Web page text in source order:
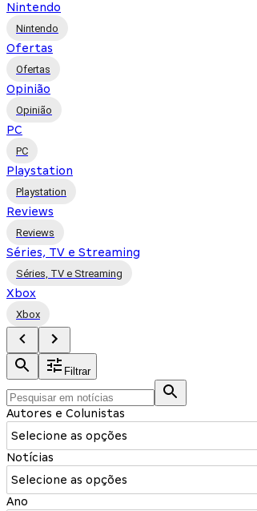
Nintendo
Nintendo
Ofertas
Ofertas
Opinião
Opinião
PC
PC
Playstation
Playstation
Reviews
Reviews
Séries, TV e Streaming
Séries, TV e Streaming
Xbox
Xbox
Filtrar
Autores e Colunistas
Selecione as opções
Notícias
Selecione as opções
Ano